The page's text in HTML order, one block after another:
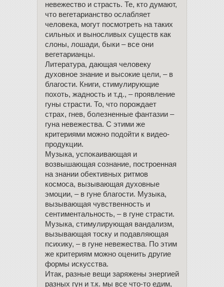
невежество и страсть. Те, кто думают,
что вегетарианство ослабляет
человека, могут посмотреть на таких
сильных и выносливых существ как
слоны, лошади, быки – все они
вегетарианцы.
Литература, дающая человеку
духовное знание и высокие цели, – в
благости. Книги, стимулирующие
похоть, жадность и т.д., – проявление
гуны страсти. То, что порождает
страх, гнев, болезненные фантазии –
гуна невежества. С этими же
критериями можно подойти к видео-
продукции.
Музыка, успокаивающая и
возвышающая сознание, построенная
на знании обективных ритмов
космоса, вызывающая духовные
эмоции, – в гуне благости. Музыка,
вызывающая чувственность и
сентиментальность, – в гуне страсти.
Музыка, стимулирующая вандализм,
вызывающая тоску и подавляющая
психику, – в гуне невежества. По этим
же критериям можно оценить другие
формы искусства.
Итак, разные вещи заряжены энергией
разных гун и т.к. мы все что-то едим,